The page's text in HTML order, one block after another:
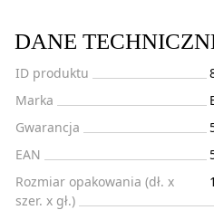
DANE
ID produktu
Marka
Gwarancja
EAN
Rozmiar opakowania (dł. x
szer. x gł.)